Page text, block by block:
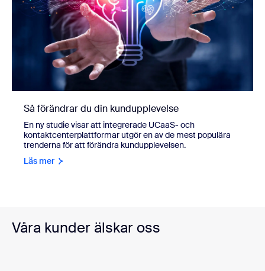
Så förändrar du din kundupplevelse
En ny studie visar att integrerade UCaaS- och
kontaktcenterplattformar utgör en av de mest populära
trenderna för att förändra kundupplevelsen.
Läs mer
Våra kunder älskar oss